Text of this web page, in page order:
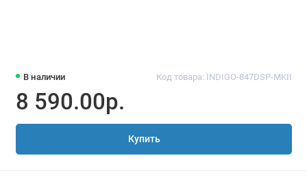
В наличии Код товара: INDIGO-847DSP-MKII
8 590.00р.
Купить